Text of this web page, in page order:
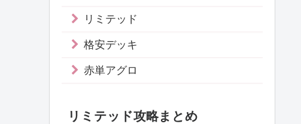
リミテッド
格安デッキ
赤単アグロ
リミテッド攻略まとめ